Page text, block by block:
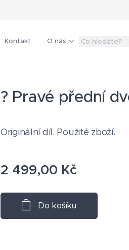
Kontakt O nás
? Pravé přední
Originální díl. Použité zboží.
2 499,00 Kč
Do košíku